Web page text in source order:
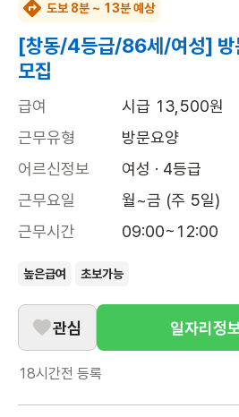
도보 8분 ~ 13분 예상
[창동/4등급/86세/여성] 방
모집
급여
시급 13,500원
근무유형
방문요양
어르신정보
여성 · 4등급
근무요일
월~금 (주 5일)
근무시간
09:00~12:00
높은급여 초보가능
관심 일자리정
18시간전 등록